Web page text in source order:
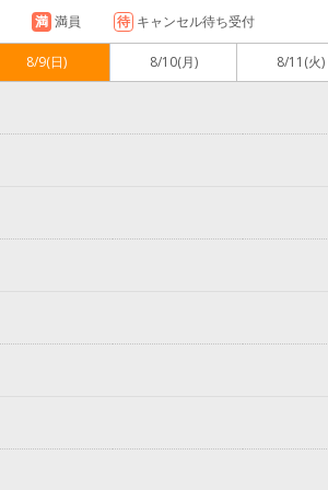
満 満員 待 キャンセル待ち受付
8/9(日) 8/10(月) 8/11 (火)